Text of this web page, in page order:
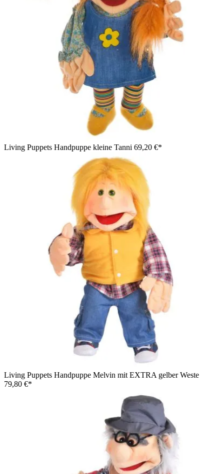
Living Puppets Handpuppe Kleines Peterchen mit roter runder
Brille, zerzausten Haaren, weißem Shirt mit Igel-Motiv und
Living Puppets Handpuppe kleine Tanni 69,20 €*
Living Puppets Handpuppe Melvin mit EXTRA gelber Weste
79,80 €*